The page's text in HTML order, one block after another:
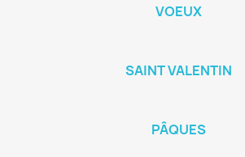
VOEUX
SAINT VALENTIN
PÂQUES